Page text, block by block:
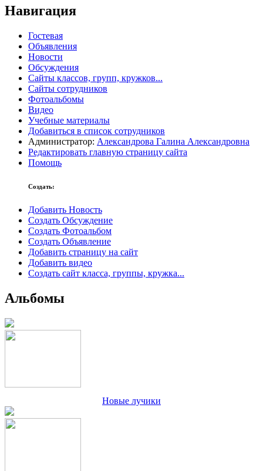
Навигация
Гостевая
Объявления
Новости
Обсуждения
Сайты классов, групп, кружков...
Сайты сотрудников
Фотоальбомы
Видео
Учебные материалы
Добавиться в список сотрудников
Администратор: Александрова Галина Александровна
Редактировать главную страницу сайта
Помощь
Создать:
Добавить Новость
Создать Обсуждение
Создать Фотоальбом
Создать Объявление
Добавить страницу на сайт
Добавить видео
Создать сайт класса, группы, кружка...
Альбомы
Новые лучики